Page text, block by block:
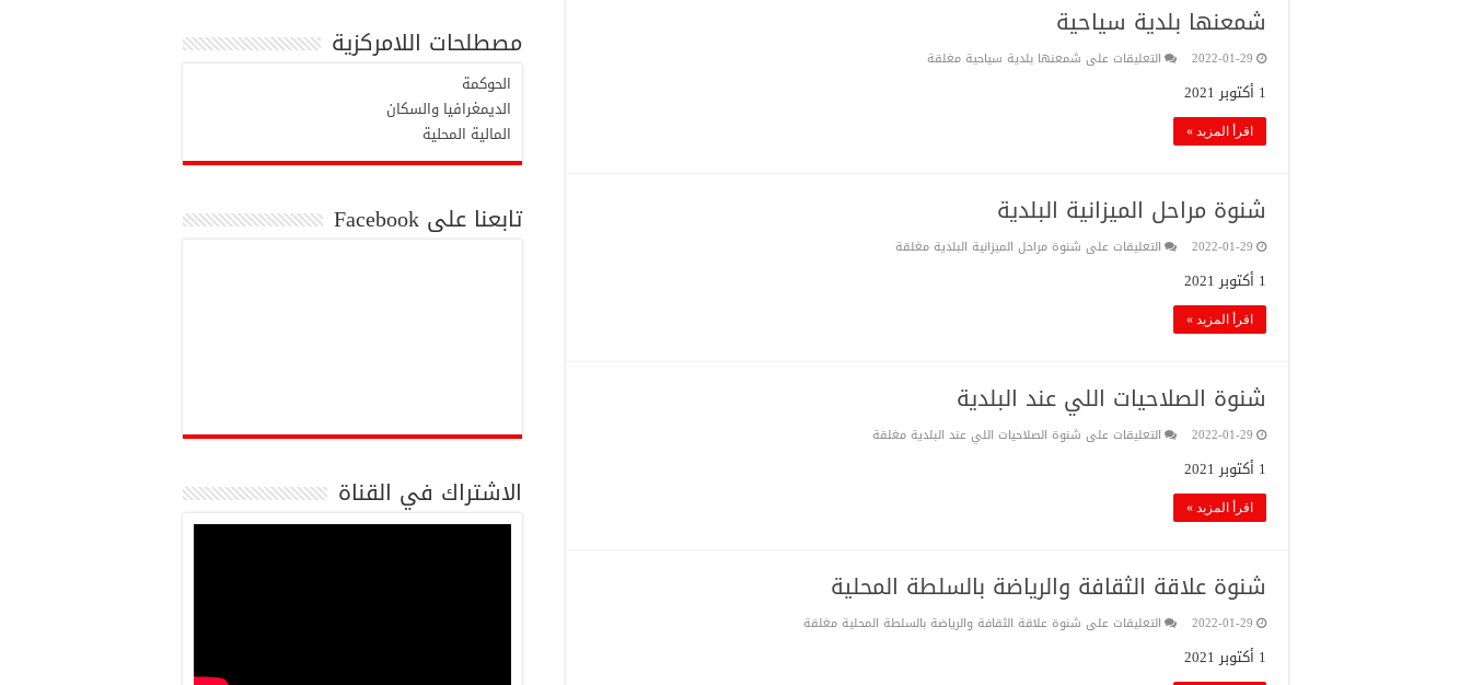
شمعنها بلدية سياحية
2022-01-29 التعليقات على شمعنها بلدية سياحية مغلقة
1 أكتوبر 2021
اقرأ المزيد »
شنوة مراحل الميزانية البلدية
2022-01-29 التعليقات على شنوة مراحل الميزانية البلدية مغلقة
1 أكتوبر 2021
اقرأ المزيد »
شنوة الصلاحيات اللي عند البلدية
2022-01-29 التعليقات على شنوة الصلاحيات اللي عند البلدية مغلقة
1 أكتوبر 2021
اقرأ المزيد »
شنوة علاقة الثقافة والرياضة بالسلطة المحلية
2022-01-29 التعليقات على شنوة علاقة الثقافة والرياضة بالسلطة المحلية مغلقة
1 أكتوبر 2021
مصطلحات اللامركزية
الحوكمة
الديمغرافيا والسكان
المالية المحلية
تابعنا على Facebook
الاشتراك في القناة